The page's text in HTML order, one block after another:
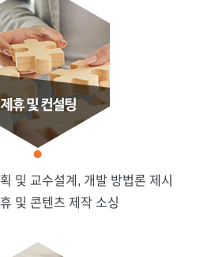
및 교수설계, 개발 방법론 제시
및 콘텐츠 제작 소싱